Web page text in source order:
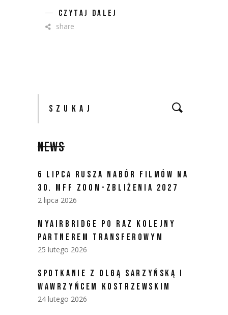
CZYTAJ DALEJ
share
Szukaj:
NEWS
6 LIPCA RUSZA NABÓR FILMÓW NA
30. MFF ZOOM-ZBLIŻENIA 2027
2 lipca 2026
MYAIRBRIDGE PO RAZ KOLEJNY
PARTNEREM TRANSFEROWYM
25 lutego 2026
SPOTKANIE Z OLGĄ SARZYŃSKĄ I
WAWRZYŃCEM KOSTRZEWSKIM
24 lutego 2026